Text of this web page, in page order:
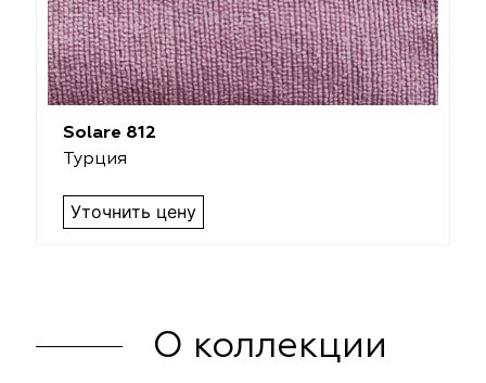
Solare 812
Турция
Уточнить цену
О коллекции